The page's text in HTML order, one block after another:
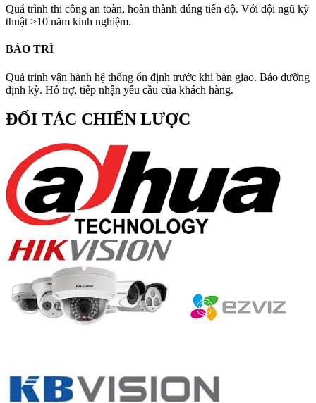
Quá trình thi công an toàn, hoàn thành đúng tiến độ. Với đội ngũ kỹ
thuật >10 năm kinh nghiệm.
BẢO TRÌ
Quá trình vận hành hệ thống ổn định trước khi bàn giao. Bảo dưỡng
định kỳ. Hỗ trợ, tiếp nhận yêu cầu của khách hàng.
ĐỐI TÁC CHIẾN LƯỢC